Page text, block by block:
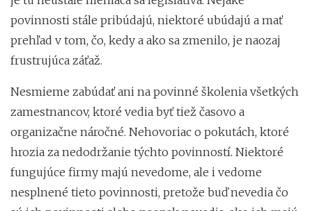
povinnosti stále pribúdajú, niektoré ubúdajú a mať
prehľad v tom, čo, kedy a ako sa zmenilo, je naozaj
frustrujúca záťaž.
Nesmieme zabúdať ani na povinné školenia všetkých
zamestnancov, ktoré vedia byť tiež časovo a
organizačne náročné. Nehovoriac o pokutách, ktoré
hrozia za nedodržanie týchto povinností. Niektoré
fungujúce firmy majú nevedome, ale i vedome
nesplnené tieto povinnosti, pretože buď nevedia čo